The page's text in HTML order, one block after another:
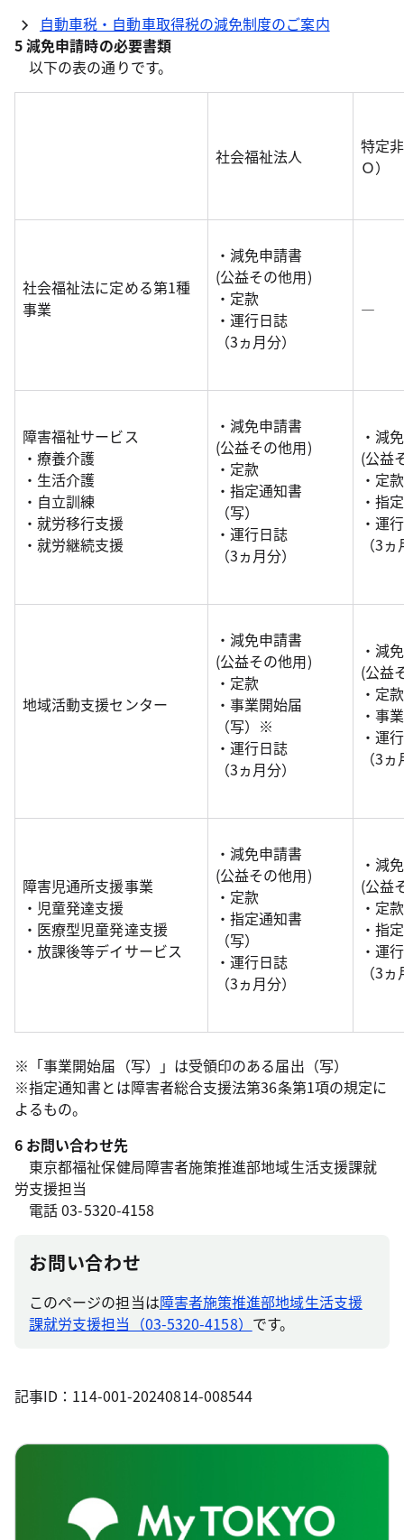
自動車税・自動車取得税の減免制度のご案内
5 減免申請時の必要書類
以下の表の通りです。
社会福祉法人
特定
Ｏ）
社会福祉法に定める第1種
事業
・減免申請書
(公益その他用)
・定款
・運行日誌
（3ヵ月分）
―
障害福祉サービス
・療養介護
・生活介護
・自立訓練
・就労移行支援
・就労継続支援
・減免申請書
(公益その他用)
・定款
・指定通知書
（写）
・運行日誌
（3ヵ月分）
・減
(公益
・定款
・指
・運
（3
地域活動支援センター
・減免申請書
(公益その他用)
・定款
・事業開始届
（写）※
・運行日誌
（3ヵ月分）
・減
(公益
・定款
・事
・運
（3
障害児通所支援事業
・児童発達支援
・医療型児童発達支援
・放課後等デイサービス
・減免申請書
(公益その他用)
・定款
・指定通知書
（写）
・運行日誌
（3ヵ月分）
・減
(公益
・定款
・指
・運
（3
※「事業開始届（写）」は受領印のある届出（写）
※指定通知書とは障害者総合支援法第36条第1項の規定に
よるもの。
6 お問い合わせ先
東京都福祉保健局障害者施策推進部地域生活支援課就
労支援担当
電話 03-5320-4158
お問い合わせ
このページの担当は障害者施策推進部地域生活支援
課就労支援担当（03-5320-4158） です。
記事ID：114-001-20240814-008544